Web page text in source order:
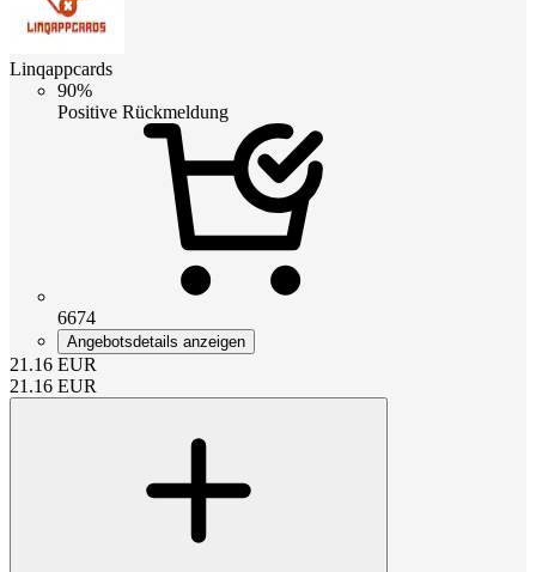
Linqappcards
90%
Positive Rückmeldung
6674
Angebotsdetails anzeigen
21.16 EUR
21.16 EUR